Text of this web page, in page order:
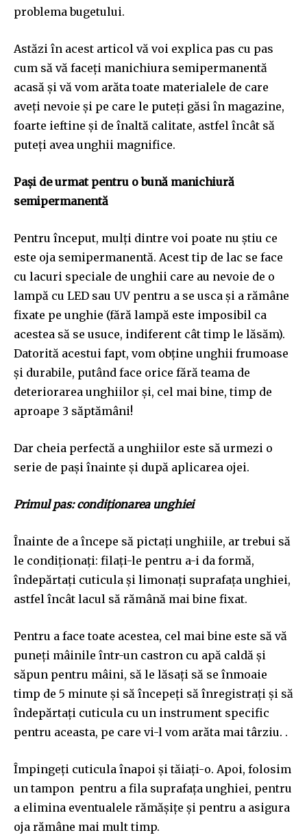
problema bugetului.
Astăzi în acest articol vă voi explica pas cu pas
cum să vă faceți manichiura semipermanentă
acasă și vă vom arăta toate materialele de care
aveți nevoie și pe care le puteți găsi în magazine,
foarte ieftine și de înaltă calitate, astfel încât să
puteți avea unghii magnifice.
Pași de urmat pentru o bună manichiură
semipermanentă
Pentru început, mulți dintre voi poate nu știu ce
este oja semipermanentă. Acest tip de lac se face
cu lacuri speciale de unghii care au nevoie de o
lampă cu LED sau UV pentru a se usca și a rămâne
fixate pe unghie (fără lampă este imposibil ca
acestea să se usuce, indiferent cât timp le lăsăm).
Datorită acestui fapt, vom obține unghii frumoase
și durabile, putând face orice fără teama de
deteriorarea unghiilor și, cel mai bine, timp de
aproape 3 săptămâni!
Dar cheia perfectă a unghiilor este să urmezi o
serie de pași înainte și după aplicarea ojei.
Primul pas: condiționarea unghiei
Înainte de a începe să pictați unghiile, ar trebui să
le condiționați: filați-le pentru a-i da formă,
îndepărtați cuticula și limonați suprafața unghiei,
astfel încât lacul să rămână mai bine fixat.
Pentru a face toate acestea, cel mai bine este să vă
puneți mâinile într-un castron cu apă caldă și
săpun pentru mâini, să le lăsați să se înmoaie
timp de 5 minute și să începeți să înregistrați și să
îndepărtați cuticula cu un instrument specific
pentru aceasta, pe care vi-l vom arăta mai târziu. .
Împingeți cuticula înapoi și tăiați-o. Apoi, folosim
un tampon pentru a fila suprafața unghiei, pentru
a elimina eventualele rămășițe și pentru a asigura
oja rămâne mai mult timp.